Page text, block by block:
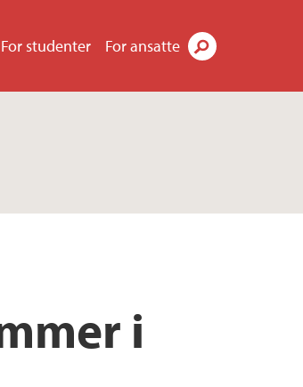
For studenter For ansatte
i